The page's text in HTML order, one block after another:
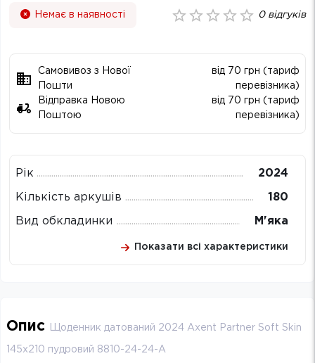
Немає в наявності 0відгуків
Самовивоз з Нової
Пошти
від 70 грн (тариф
перевізника)
Відправка Новою
Поштою
від 70 грн (тариф
перевізника)
Рік 2024
Кількість аркушів 180
Вид обкладинки М'яка
Показати всі характеристики
Опис Щоденник датований 2024 Axent Partner Soft Skin
145х210 пудровий 8810-24-24-A